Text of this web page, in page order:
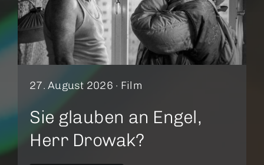
27. August 2026 · Film
Sie glauben an Engel,
Herr Drowak?